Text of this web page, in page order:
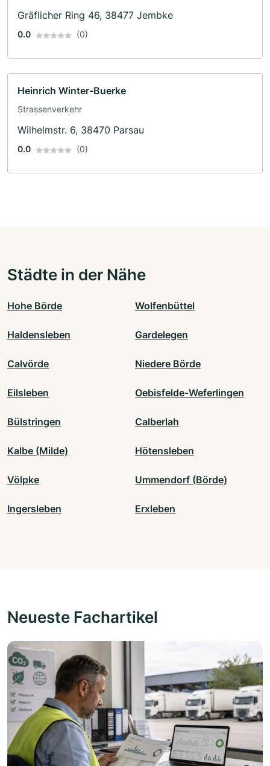
Gräflicher Ring 46, 38477 Jembke
0.0 (0)
Heinrich Winter-Buerke
Strassenverkehr
Wilhelmstr. 6, 38470 Parsau
0.0 (0)
Städte in der Nähe
Hohe Börde Wolfenbüttel
Haldensleben Gardelegen
Calvörde Niedere Börde
Eilsleben Oebisfelde-Weferlingen
Bülstringen Calberlah
Kalbe (Milde) Hötensleben
Völpke Ummendorf (Börde)
Ingersleben Erxleben
Neueste Fachartikel